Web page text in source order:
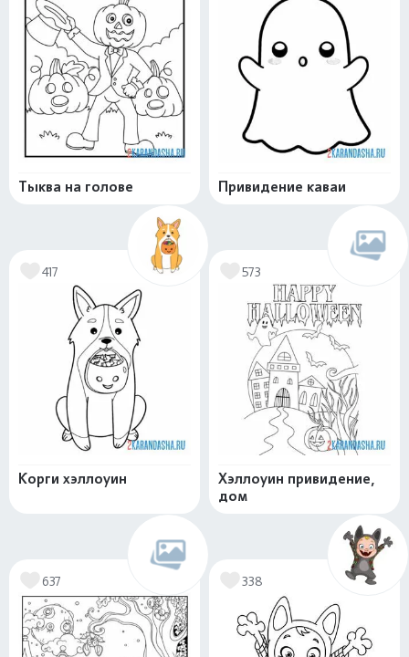
Тыква на голове Привидение каваи
417
Корги хэллоуин
573
Хэллоуин привидение,
дом
637 338